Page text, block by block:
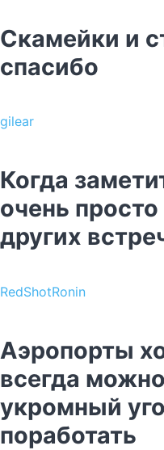
Скамейки и
спасибо
gilear
Когда
очень
других
RedShotRonin
Аэропорты
всегда
укромный
поработать